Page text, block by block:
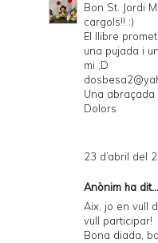
Bon St. Jordi
cargols!! :)
El llibre
una pujada i
mi ;D
Una abraçada
Dolors
23 d’abril del
Anònim ha dit...
Aix, jo en vull
vull participar!
Bona diada,